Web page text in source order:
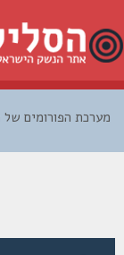
הפורומים של